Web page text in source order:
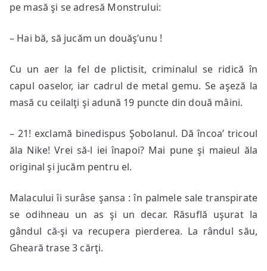
pe masă şi se adresă Monstrului:
– Hai bă, să jucăm un douăş’unu !
Cu un aer la fel de plictisit, criminalul se ridică în
capul oaselor, iar cadrul de metal gemu. Se aşeză la
masă cu ceilalţi şi adună 19 puncte din două mâini.
– 21! exclamă binedispus Şobolanul. Dă încoa’ tricoul
ăla Nike! Vrei să-l iei înapoi? Mai pune şi maieul ăla
original şi jucăm pentru el.
Malacului îi surâse şansa : în palmele sale transpirate
se odihneau un as şi un decar. Răsuflă uşurat la
gândul că-şi va recupera pierderea. La rândul său,
Gheară trase 3 cărţi.